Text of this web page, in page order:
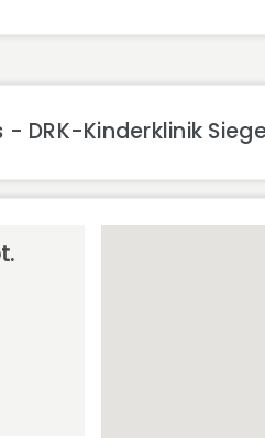
DRK-Kinderklinik